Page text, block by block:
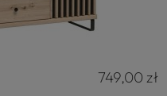
749,00 zł